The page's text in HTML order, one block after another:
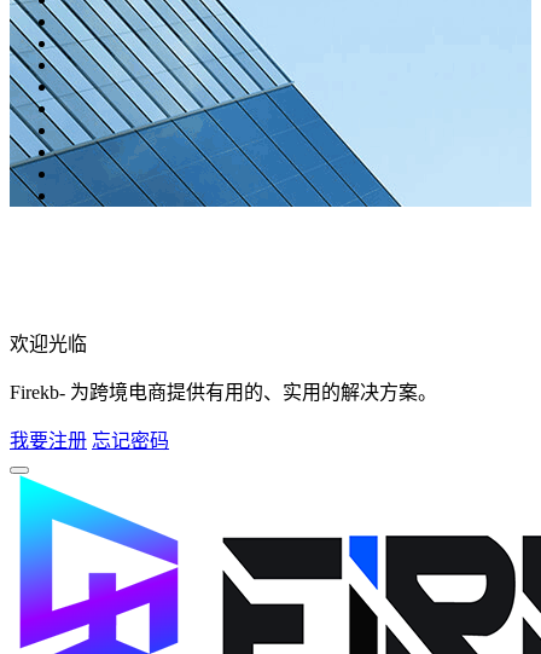
欢迎光临
Firekb- 为跨境电商提供有用的、实用的解决方案。
我要注册 忘记密码